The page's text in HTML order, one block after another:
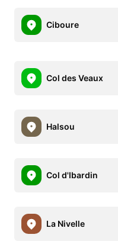
Ciboure
Col des Veaux
Halsou
Col d'Ibardin
La Nivelle